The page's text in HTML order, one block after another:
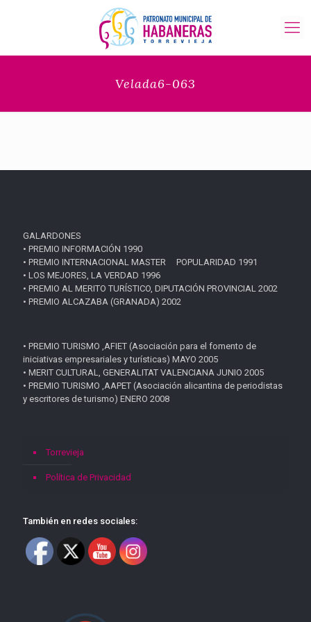
Velada6-063
GALARDONES
• PREMIO INFORMACIÓN 1990
• PREMIO INTERNACIONAL MASTER POPULARIDAD 1991
• LOS MEJORES, LA VERDAD 1996
• PREMIO AL MERITO TURÍSTICO, DIPUTACIÓN PROVINCIAL 2002
• PREMIO ALCAZABA (GRANADA) 2002
• PREMIO TURISMO ,AFIET (Asociación para el fomento de
iniciativas empresariales y turísticas) MAYO 2005
• MERIT CULTURAL, GENERALITAT VALENCIANA JUNIO 2005
• PREMIO TURISMO ,AAPET (Asociación alicantina de periodistas
y escritores de turismo) ENERO 2008
Torrevieja
Política de Privacidad
También en redes sociales: